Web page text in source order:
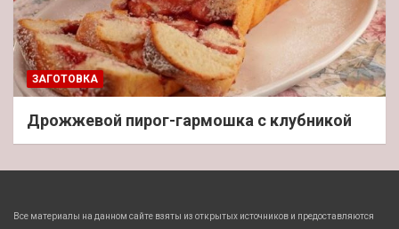
ЗАГОТОВКА
Дрожжевой пирог-гармошка с клубникой
Все материалы на данном сайте взяты из открытых источников и предоставляются